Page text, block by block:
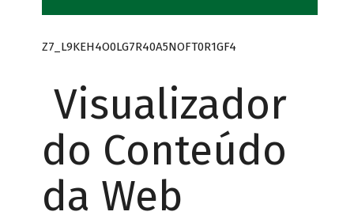
Z7_L9KEH4O0LG7R40A5NOFT0R1GF4
Visualizador
do Conteúdo
da Web